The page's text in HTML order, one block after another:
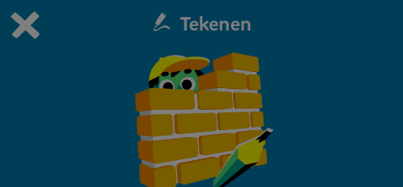
Dit is de gratis demo van Squla.
Bestel nu
0 1
Tekenen